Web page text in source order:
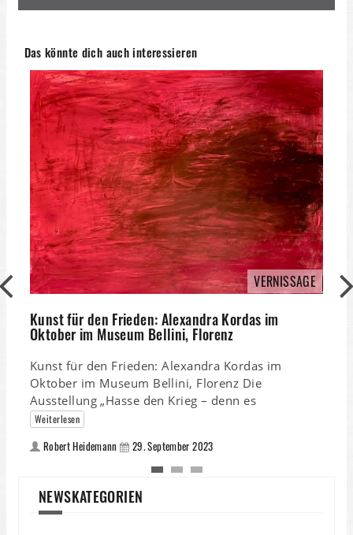
Das könnte dich auch interessieren
VERNISSAGE
Kunst für den Frieden: Alexandra Kordas im
Oktober im Museum Bellini, Florenz
Kunst für den Frieden: Alexandra Kordas im
Oktober im Museum Bellini, Florenz Die
Ausstellung „Hasse den Krieg – denn es
Weiterlesen
Robert Heidemann 29. September 2023
NEWSKATEGORIEN